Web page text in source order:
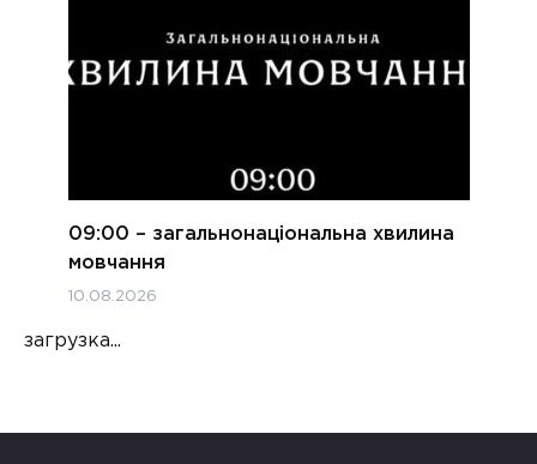
09:00 – загальнонаціональна хвилина
мовчання
10.08.2026
загрузка...